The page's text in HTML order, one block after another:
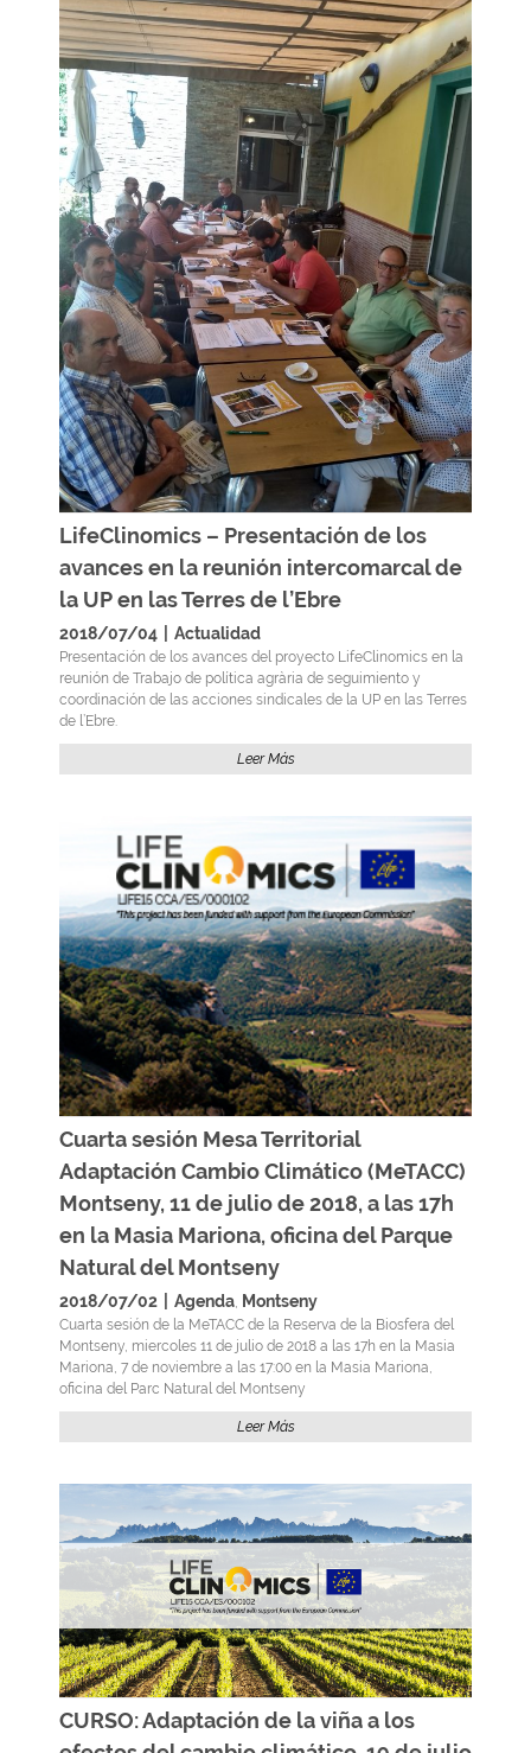
LifeClinomics – Presentación de los
avances en la reunión intercomarcal de
la UP en las Terres de l’Ebre
2018/07/04 Actualidad
Presentación de los avances del proyecto LifeClinomics en la
reunión de Trabajo de política agrària de seguimiento y
coordinación de las acciones sindicales de la UP en las Terres
de l’Ebre.
Leer Más
Cuarta sesión Mesa Territorial
Adaptación Cambio Climático (MeTACC)
Montseny, 11 de julio de 2018, a las 17h
en la Masia Mariona, oficina del Parque
Natural del Montseny
2018/07/02 Agenda, Montseny
Cuarta sesión de la MeTACC de la Reserva de la Biosfera del
Montseny, miercoles 11 de julio de 2018 a las 17h en la Masia
Mariona, 7 de noviembre a las 17:00 en la Masia Mariona,
oficina del Parc Natural del Montseny
Leer Más
CURSO: Adaptación de la viña a los